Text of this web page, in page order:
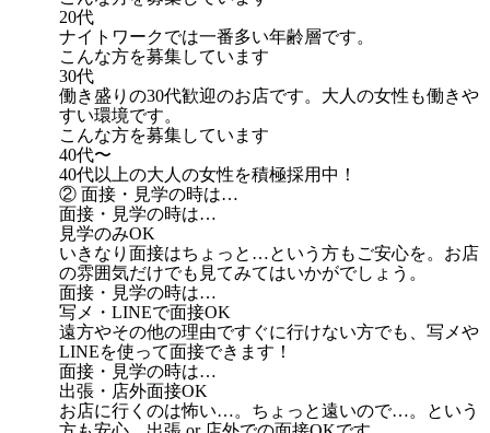
20代
ナイトワークでは一番多い年齢層です。
こんな方を募集しています
30代
働き盛りの30代歓迎のお店です。大人の女性も働きや
すい環境です。
こんな方を募集しています
40代〜
40代以上の大人の女性を積極採用中！
② 面接・見学の時は…
面接・見学の時は…
見学のみOK
いきなり面接はちょっと…という方もご安心を。お店
の雰囲気だけでも見てみてはいかがでしょう。
面接・見学の時は…
写メ・LINEで面接OK
遠方やその他の理由ですぐに行けない方でも、写メや
LINEを使って面接できます！
面接・見学の時は…
出張・店外面接OK
お店に行くのは怖い…。ちょっと遠いので…。という